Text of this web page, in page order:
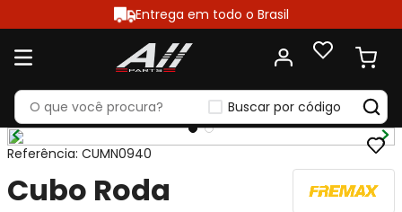
Entrega em todo o Brasil
Buscar por código
Referência: CUMN0940
Cubo Roda